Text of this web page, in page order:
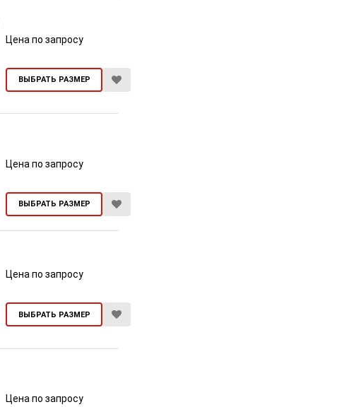
ВЫБРАТЬ РАЗМЕР
Цена по запросу
ВЫБРАТЬ РАЗМЕР
Цена по запросу
ВЫБРАТЬ РАЗМЕР
Цена по запросу
Цена по запросу